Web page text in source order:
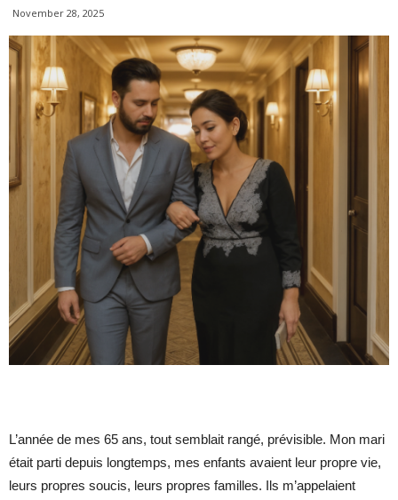
November 28, 2025
L’année de mes 65 ans, tout semblait rangé, prévisible. Mon mari
était parti depuis longtemps, mes enfants avaient leur propre vie,
leurs propres soucis, leurs propres familles. Ils m’appelaient